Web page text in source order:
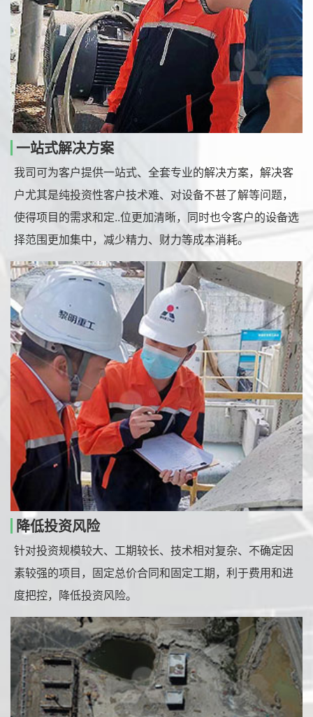
一站式解决方案
我司可为客户提供一站式、全套专业的解决方案，解决客
户尤其是纯投资性客户技术难、对设备不甚了解等问题，
使得项目的需求和定..位更加清晰，同时也令客户的设备选
择范围更加集中，减少精力、财力等成本消耗。
降低投资风险
针对投资规模较大、工期较长、技术相对复杂、不确定因
素较强的项目，固定总价合同和固定工期，利于费用和进
度把控，降低投资风险。